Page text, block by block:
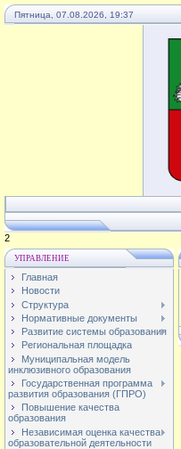
Пятница, 07.08.2026, 19:37
4
УПРАВЛЕНИЕ
Главная
Новости
Структура
Нормативные документы
Развитие системы образования
Региональная площадка
Муниципальная модель
инклюзивного образования
Государственная программа
развития образования (ГПРО)
Повышение качества
образования
Независимая оценка качества
образовательной деятельности